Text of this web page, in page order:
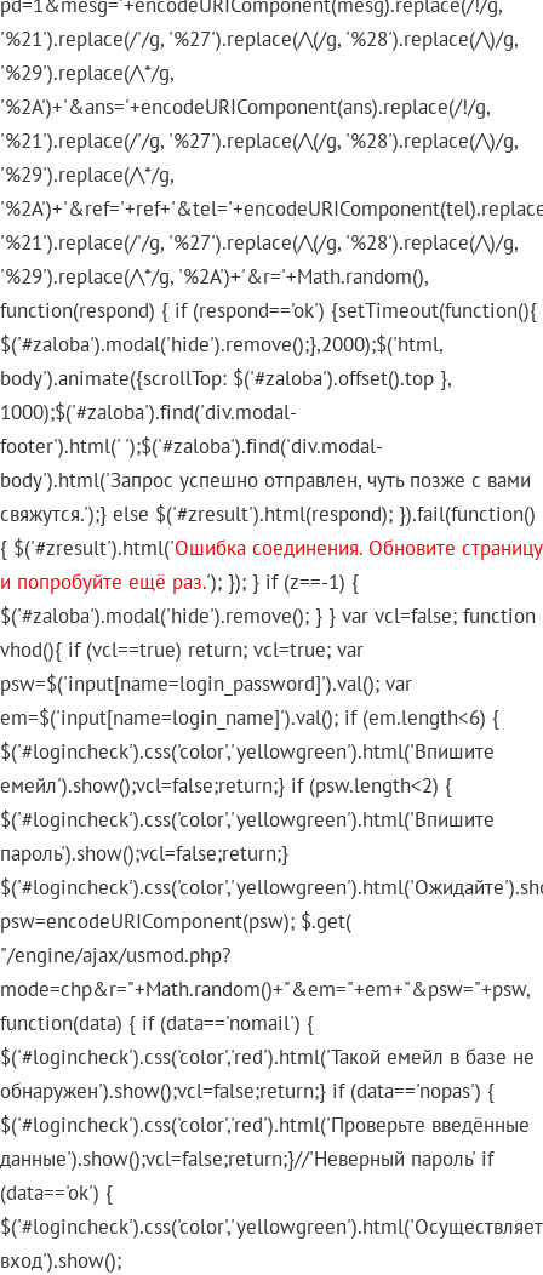
'%21').replace(/'/g, '%27').replace(/\(/g, '%28').replace(/\)/g,
'%29').replace(/\*/g,
'%2A')+'&ans='+encodeURIComponent(ans).replace(/!/g,
'%21').replace(/'/g, '%27').replace(/\(/g, '%28').replace(/\)/g,
'%29').replace(/\*/g,
'%21').replace(/'/g, '%27').replace(/\(/g, '%28').replace(/\)/g,
'%29').replace(/\*/g, '%2A')+'&r='+Math.random(),
function(respond) { if (respond=='ok') {setTimeout(function(){
$('#zaloba').modal('hide').remove();},2000);$('html,
body').animate({scrollTop: $('#zaloba').offset().top },
1000);$('#zaloba').find('div.modal-
footer').html(' ');$('#zaloba').find('div.modal-
body').html('Запрос успешно отправлен, чуть позже с вами
свяжутся.');} else $('#zresult').html(respond); }).fail(function()
{ $('#zresult').html('Ошибка соединения. Обновите страницу
и попробуйте ещё раз.'); }); } if (z==-1) {
$('#zaloba').modal('hide').remove(); } } var vcl=false; function
vhod(){ if (vcl==true) return; vcl=true; var
psw=$('input[name=login_password]').val(); var
em=$('input[name=login_name]').val(); if (em.length<6) {
$('#logincheck').css('color','yellowgreen').html('Впишите
емейл').show();vcl=false;return;} if (psw.length<2) {
$('#logincheck').css('color','yellowgreen').html('Впишите
пароль').show();vcl=false;return;}
psw=encodeURIComponent(psw); $.get(
"/engine/ajax/usmod.php?
mode=chp&r="+Math.random()+"&em="+em+"&psw="+psw,
function(data) { if (data=='nomail') {
$('#logincheck').css('color','red').html('Такой емейл в базе не
обнаружен').show();vcl=false;return;} if (data=='nopas') {
$('#logincheck').css('color','red').html('Проверьте введённые
данные').show();vcl=false;return;}//'Неверный пароль' if
(data=='ok') {
вход').show();